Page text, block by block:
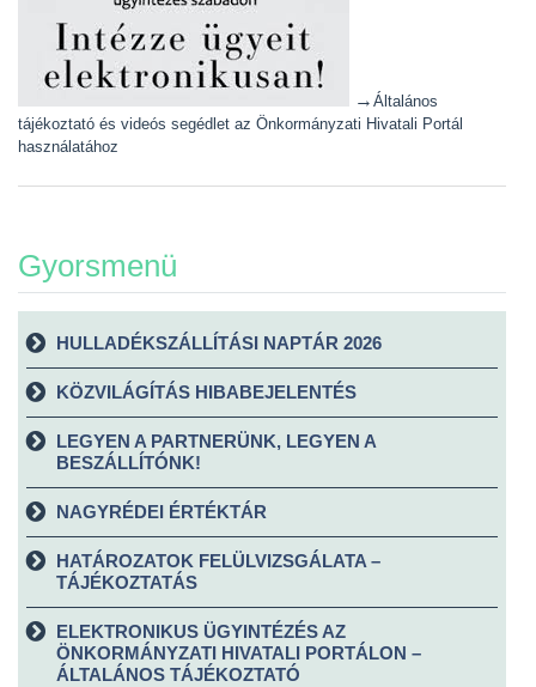
→ Általános
tájékoztató és videós segédlet az Önkormányzati Hivatali Portál
használatához
Gyorsmenü
HULLADÉKSZÁLLÍTÁSI NAPTÁR 2026
KÖZVILÁGÍTÁS HIBABEJELENTÉS
LEGYEN A PARTNERÜNK, LEGYEN A
BESZÁLLÍTÓNK!
NAGYRÉDEI ÉRTÉKTÁR
HATÁROZATOK FELÜLVIZSGÁLATA –
TÁJÉKOZTATÁS
ELEKTRONIKUS ÜGYINTÉZÉS AZ
ÖNKORMÁNYZATI HIVATALI PORTÁLON –
ÁLTALÁNOS TÁJÉKOZTATÓ